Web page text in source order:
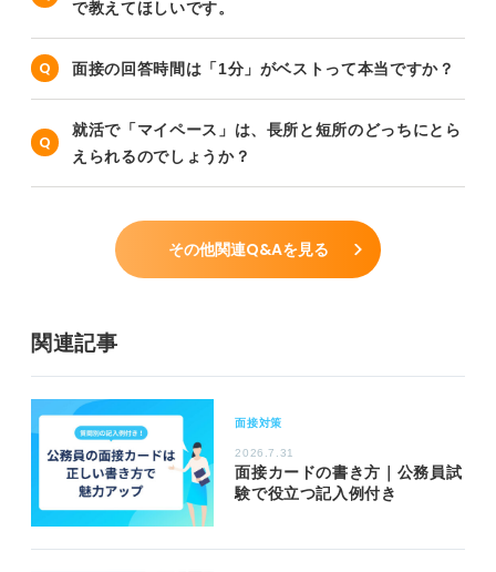
で教えてほしいです。
面接の回答時間は「1分」がベストって本当ですか？
就活で「マイペース」は、長所と短所のどっちにとら
えられるのでしょうか？
その他関連Q&Aを見る
関連記事
面接対策
2026.7.31
面接カードの書き方｜公務員試
験で役立つ記入例付き